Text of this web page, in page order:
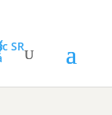
SR